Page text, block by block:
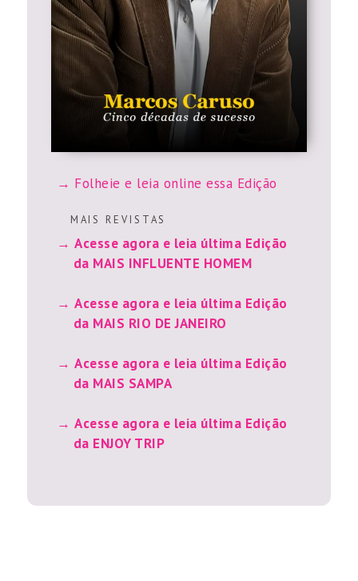
Folheie e leia online essa Edição
M A I S R E V I S T A S
Acesse agora e leia última Edição
da MAIS INFLUENTE HOMEM
Acesse agora e leia última Edição
da MAIS RIO DE JANEIRO
Acesse agora e leia última Edição
da MAIS SAMPA
Acesse agora e leia última Edição
da ENJOY TRIP